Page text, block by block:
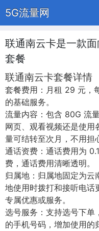
5G流量网
联通南云卡是一款
套餐
联通南云卡套餐详情
套餐费用：月租 29 元，
的基础服务。
流量内容：包含 80G 流
网页、观看视频还是使
量可结转至次月，不用担
通话资费：通话费用为
费，通话费用清晰透明。
归属地：归属地固定为云
地使用时拨打和接听电话
专属优惠或服务。
选号服务：支持选号下单
的手机号码，增加使用的